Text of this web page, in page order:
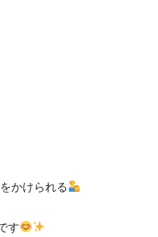
かけられる
す